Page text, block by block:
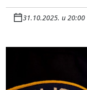
31.10.2025. u 20:00